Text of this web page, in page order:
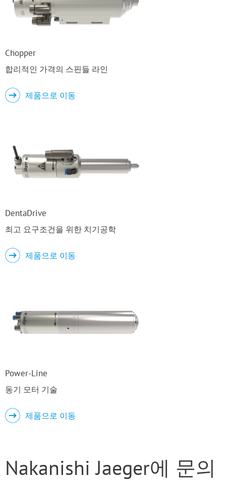
Chopper
합리적인 가격의 스핀들 라인
제품으로 이동
DentaDrive
최고 요구조건을 위한 치기공학
제품으로 이동
Power-Line
동기 모터 기술
제품으로 이동
Nakanishi Jaeger에 문의